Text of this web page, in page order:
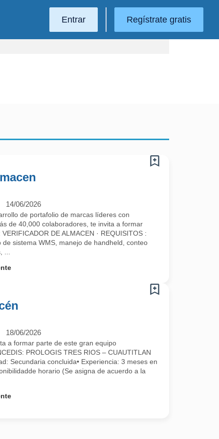
Entrar Regístrate gratis
14/06/2026
de portafolio de marcas líderes con
de 40,000 colaboradores, te invita a formar
DE ALMACEN · REQUISITOS :
sistema WMS, manejo de handheld, conteo
18/06/2026
a formar parte de este gran equipo
PROLOGIS TRES RIOS – CUAUTITLAN
Secundaria concluida• Experiencia: 3 meses en
horario (Se asigna de acuerdo a la